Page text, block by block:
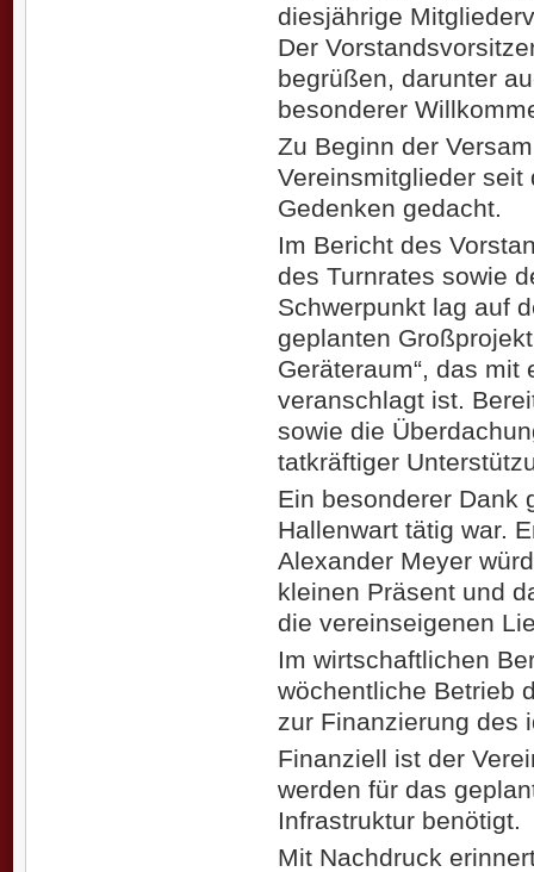
diesjährige
Der
begrüßen, darunter
besonderer
Zu Beginn der
Vereinsmitglieder
Gedenken gedacht.
Im Bericht des
des Turnrates sowie
Schwerpunkt lag auf
geplanten
Geräteraum“, das
veranschlagt ist.
sowie die
tatkräftiger
Ein besonderer Dank
Hallenwart tätig war.
Alexander Meyer
kleinen Präsent und
die vereinseigenen
Im wirtschaftlichen
wöchentliche Betrieb
zur Finanzierung des
Finanziell ist der
werden für das
Infrastruktur benötigt.
Mit Nachdruck